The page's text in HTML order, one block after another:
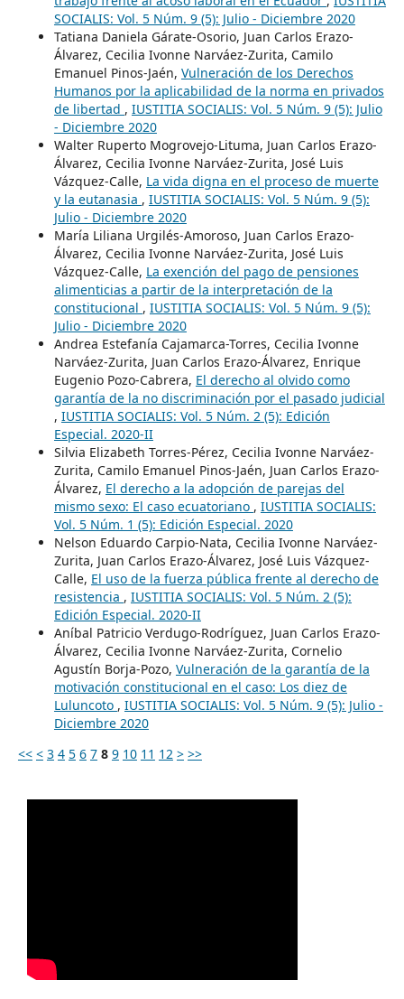
SOCIALIS: Vol. 5 Núm. 9 (5): Julio - Diciembre 2020
Tatiana Daniela Gárate-Osorio, Juan Carlos Erazo-
Álvarez, Cecilia Ivonne Narváez-Zurita, Camilo
Emanuel Pinos-Jaén, Vulneración de los Derechos
Humanos por la aplicabilidad de la norma en privados
de libertad , IUSTITIA SOCIALIS: Vol. 5 Núm. 9 (5): Julio
- Diciembre 2020
Walter Ruperto Mogrovejo-Lituma, Juan Carlos Erazo-
Álvarez, Cecilia Ivonne Narváez-Zurita, José Luis
Vázquez-Calle, La vida digna en el proceso de muerte
y la eutanasia , IUSTITIA SOCIALIS: Vol. 5 Núm. 9 (5):
Julio - Diciembre 2020
María Liliana Urgilés-Amoroso, Juan Carlos Erazo-
Álvarez, Cecilia Ivonne Narváez-Zurita, José Luis
Vázquez-Calle, La exención del pago de pensiones
alimenticias a partir de la interpretación de la
constitucional , IUSTITIA SOCIALIS: Vol. 5 Núm. 9 (5):
Julio - Diciembre 2020
Andrea Estefanía Cajamarca-Torres, Cecilia Ivonne
Narváez-Zurita, Juan Carlos Erazo-Álvarez, Enrique
Eugenio Pozo-Cabrera, El derecho al olvido como
garantía de la no discriminación por el pasado judicial
, IUSTITIA SOCIALIS: Vol. 5 Núm. 2 (5): Edición
Especial. 2020-II
Silvia Elizabeth Torres-Pérez, Cecilia Ivonne Narváez-
Zurita, Camilo Emanuel Pinos-Jaén, Juan Carlos Erazo-
Álvarez, El derecho a la adopción de parejas del
mismo sexo: El caso ecuatoriano , IUSTITIA SOCIALIS:
Vol. 5 Núm. 1 (5): Edición Especial. 2020
Nelson Eduardo Carpio-Nata, Cecilia Ivonne Narváez-
Zurita, Juan Carlos Erazo-Álvarez, José Luis Vázquez-
Calle, El uso de la fuerza pública frente al derecho de
resistencia , IUSTITIA SOCIALIS: Vol. 5 Núm. 2 (5):
Edición Especial. 2020-II
Aníbal Patricio Verdugo-Rodríguez, Juan Carlos Erazo-
Álvarez, Cecilia Ivonne Narváez-Zurita, Cornelio
Agustín Borja-Pozo, Vulneración de la garantía de la
motivación constitucional en el caso: Los diez de
Luluncoto , IUSTITIA SOCIALIS: Vol. 5 Núm. 9 (5): Julio -
Diciembre 2020
<< < 3 4 5 6 7 8 9 10 11 12 > >>